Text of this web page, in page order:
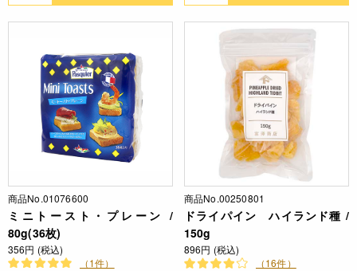
商品No.01076600
ミニトースト・プレーン /
80g(36枚)
356円 (税込)
（1件）
商品No.00250801
ドライパイン ハイランド種 /
150g
896円 (税込)
（16件）